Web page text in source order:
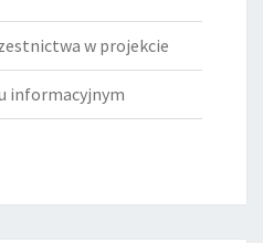
w projekcie
informacyjnym